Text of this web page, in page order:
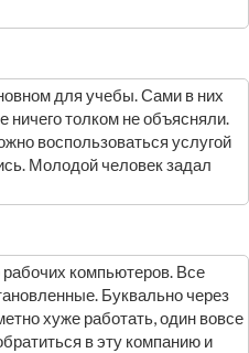
для учебы. Сами в них
ничего толком не объясняли.
воспользоваться услугой
Молодой человек задал
компьютеров. Все
Буквально через
хуже работать, один вовсе
в эту компанию и